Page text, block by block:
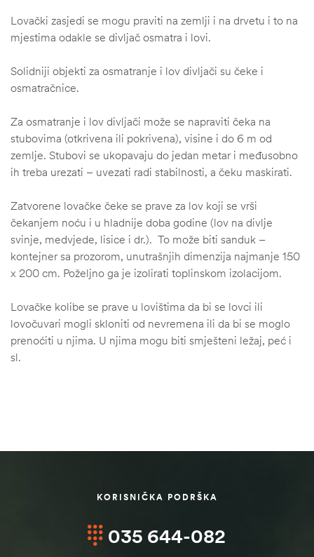
Lovački zasjedi se mogu praviti na zemlji i na drvetu i to na
mjestima odakle se divljač osmatra i lovi.
Solidniji objekti za osmatranje i lov divljači su čeke i
osmatračnice.
Za osmatranje i lov divljači može se napraviti čeka na
stubovima (otkrivena ili pokrivena), visine i do 6 m od
zemlje. Stubovi se ukopavaju do jedan metar i međusobno
ih treba urezati – uvezati radi stabilnosti, a čeku maskirati.
Zatvorene lovačke čeke se prave za lov koji se vrši
čekanjem noću i u hladnije doba godine (lov na divlje
svinje, medvjede, lisice i dr.). To može biti sanduk –
kontejner sa prozorom, unutrašnjih dimenzija najmanje 150
x 200 cm. Poželjno ga je izolirati toplinskom izolacijom.
Lovačke kolibe se prave u lovištima da bi se lovci ili
lovočuvari mogli skloniti od nevremena ili da bi se moglo
prenoćiti u njima. U njima mogu biti smješteni ležaj, peć i
sl.
KORISNIČKA PODRŠKA
035 644-082